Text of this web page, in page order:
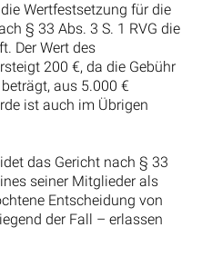
Wertfestsetzung für die
§ 33 Abs. 3 S. 1 RVG die
Der Wert des
200 €, da die Gebühr
aus 5.000 €
ist auch im Übrigen
das Gericht nach § 33
seiner Mitglieder als
Entscheidung von
der Fall – erlassen